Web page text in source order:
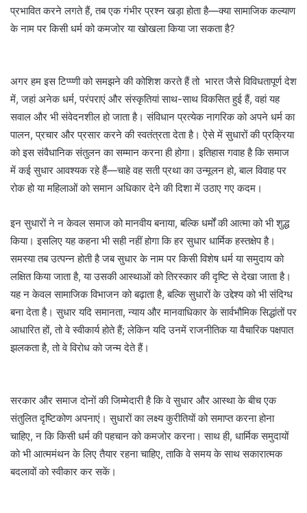
प्रभावित करने लगते हैं, तब एक गंभीर प्रश्न खड़ा होता है—क्या सामाजिक कल्याण
के नाम पर किसी धर्म को कमजोर या खोखला किया जा सकता है?
अगर हम इस टिप्प्णी को समझने की कोशिश करते हैं तो भारत जैसे विविधतापूर्ण देश
में, जहां अनेक धर्म, परंपराएं और संस्कृतियां साथ-साथ विकसित हुई हैं, वहां यह
सवाल और भी संवेदनशील हो जाता है। संविधान प्रत्येक नागरिक को अपने धर्म का
पालन, प्रचार और प्रसार करने की स्वतंत्रता देता है। ऐसे में सुधारों की प्रक्रिया
को इस संवैधानिक संतुलन का सम्मान करना ही होगा। इतिहास गवाह है कि समाज
में कई सुधार आवश्यक रहे हैं—चाहे वह सती प्रथा का उन्मूलन हो, बाल विवाह पर
रोक हो या महिलाओं को समान अधिकार देने की दिशा में उठाए गए कदम।
इन सुधारों ने न केवल समाज को मानवीय बनाया, बल्कि धर्मों की आत्मा को भी शुद्ध
किया। इसलिए यह कहना भी सही नहीं होगा कि हर सुधार धार्मिक हस्तक्षेप है।
समस्या तब उत्पन्न होती है जब सुधार के नाम पर किसी विशेष धर्म या समुदाय को
लक्षित किया जाता है, या उसकी आस्थाओं को तिरस्कार की दृष्टि से देखा जाता है।
यह न केवल सामाजिक विभाजन को बढ़ाता है, बल्कि सुधारों के उद्देश्य को भी संदिग्ध
बना देता है। सुधार यदि समानता, न्याय और मानवाधिकार के सार्वभौमिक सिद्धांतों पर
आधारित हों, तो वे स्वीकार्य होते हैं; लेकिन यदि उनमें राजनीतिक या वैचारिक पक्षपात
झलकता है, तो वे विरोध को जन्म देते हैं।
सरकार और समाज दोनों की जिम्मेदारी है कि वे सुधार और आस्था के बीच एक
संतुलित दृष्टिकोण अपनाएं। सुधारों का लक्ष्य कुरीतियों को समाप्त करना होना
चाहिए, न कि किसी धर्म की पहचान को कमजोर करना। साथ ही, धार्मिक समुदायों
को भी आत्ममंथन के लिए तैयार रहना चाहिए, ताकि वे समय के साथ सकारात्मक
बदलावों को स्वीकार कर सकें।